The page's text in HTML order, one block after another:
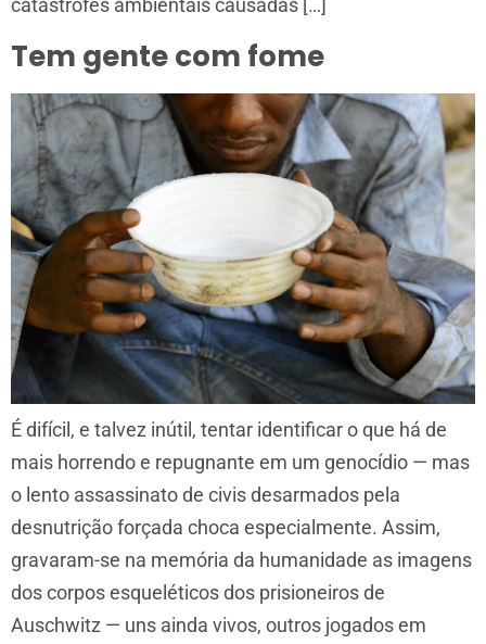
Tem gente com fome
É difícil, e talvez inútil, tentar identificar o que há de
mais horrendo e repugnante em um genocídio — mas
o lento assassinato de civis desarmados pela
desnutrição forçada choca especialmente. Assim,
gravaram-se na memória da humanidade as imagens
dos corpos esqueléticos dos prisioneiros de
Auschwitz — uns ainda vivos, outros jogados em